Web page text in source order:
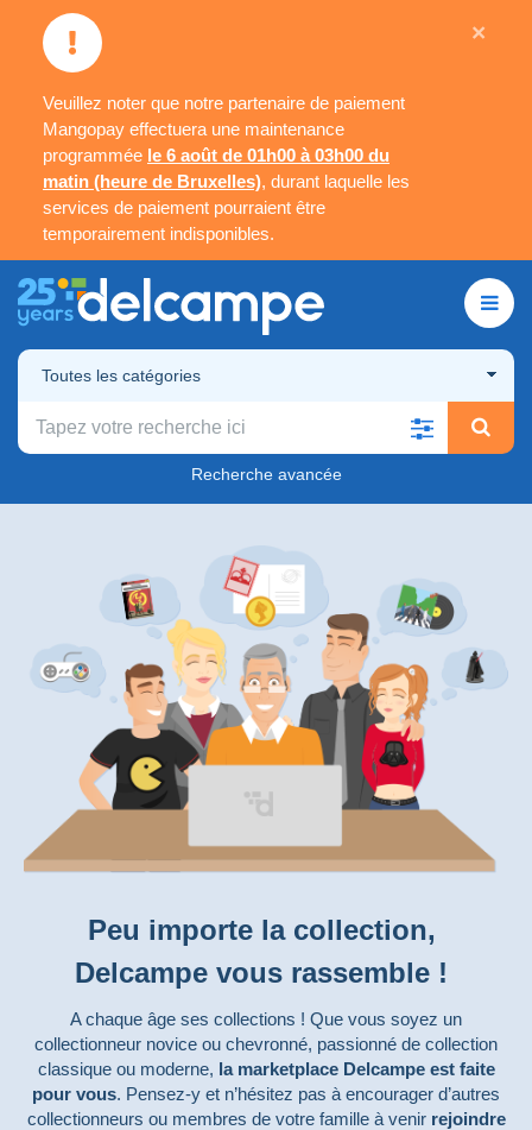
Veuillez noter que notre partenaire de paiement
Mangopay effectuera une maintenance
programmée le 6 août de 01h00 à 03h00 du
matin (heure de Bruxelles), durant laquelle les
services de paiement pourraient être
temporairement indisponibles.
×
Toutes les catégories
Recherche avancée
Peu importe la collection,
Delcampe vous rassemble !
A chaque âge ses collections ! Que vous soyez un
collectionneur novice ou chevronné, passionné de collection
classique ou moderne, la marketplace Delcampe est faite
pour vous. Pensez-y et n’hésitez pas à encourager d’autres
collectionneurs ou membres de votre famille à venir rejoindre